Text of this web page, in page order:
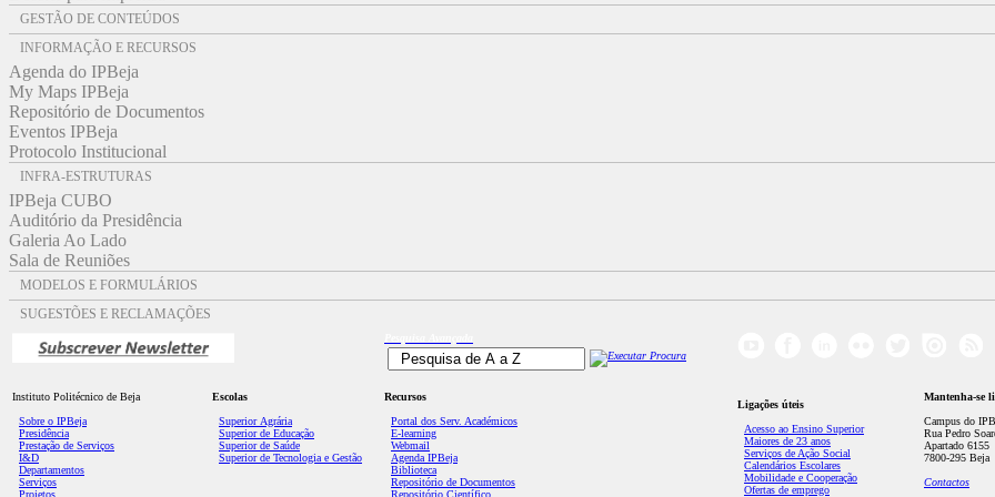
GESTÃO DE CONTEÚDOS
INFORMAÇÃO E RECURSOS
Agenda do IPBeja
My Maps IPBeja
Repositório de Documentos
Eventos IPBeja
Protocolo Institucional
INFRA-ESTRUTURAS
IPBeja CUBO
Auditório da Presidência
Galeria Ao Lado
Sala de Reuniões
MODELOS E FORMULÁRIOS
SUGESTÕES E RECLAMAÇÕES
Instituto Politécnico de Beja
Sobre o IPBeja
Presidência
Prestação de Serviços
I&D
Departamentos
Serviços
Projetos
Escolas
Superior Agrária
Superior de Educação
Superior de Saúde
Superior de Tecnologia e Gestão
Recursos
Portal dos Serv. Académicos
E-learning
Webmail
Agenda IPBeja
Biblioteca
Repositório de Documentos
Repositório Científico
Ligações úteis
Acesso ao Ensino Superior
Maiores de 23 anos
Serviços de Ação Social
Calendários Escolares
Mobilidade e Cooperação
Ofertas de emprego
Mantenha-se
Campus do
Rua Pedro
Apartado 6155
7800-295 Beja
Contactos